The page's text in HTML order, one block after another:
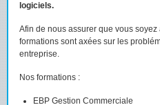
logiciels.
Afin de nous assurer que vous
formations sont axées sur les
entreprise.
Nos formations :
EBP Gestion Commerciale